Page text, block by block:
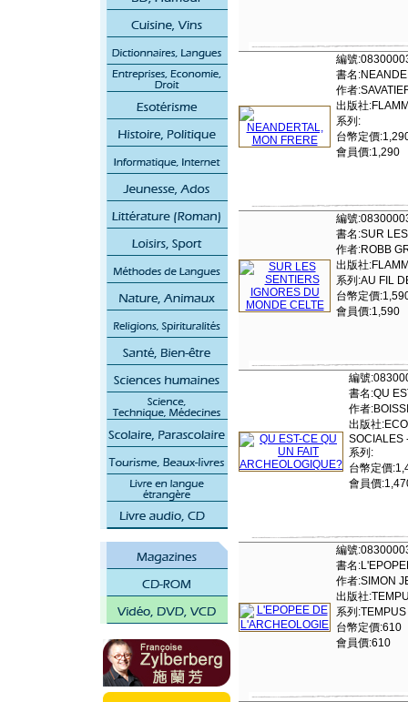
編號
書名
作者
出版社
系列:
台幣定價
會員價:1,290
編號
書名:SUR
作者:ROBB
出版社
系列:AU FIL
台幣定價
會員價:1,590
編號
書名:QU
作者
出版社
SOCIALES
系列:
台幣定價
會員價
編號
書名
作者:SIMON
出版社
系列:TEMPUS
台幣定價:610
會員價:610